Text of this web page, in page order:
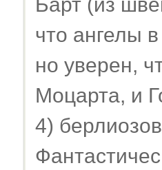
что ангелы
но уверен,
Моцарта, и
4)